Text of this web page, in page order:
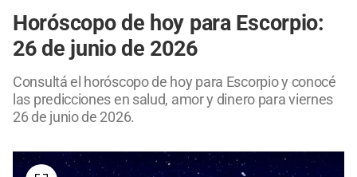
Horóscopo de hoy para Escorpio:
26 de junio de 2026
Consultá el horóscopo de hoy para Escorpio y conocé
las predicciones en salud, amor y dinero para viernes
26 de junio de 2026.